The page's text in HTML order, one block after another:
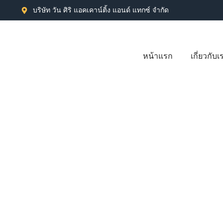
บริษัท วัน ศิริ แอคเคาน์ติ้ง แอนด์ แทกซ์ จำกัด
หน้าแรก เกี่ยวกับเ